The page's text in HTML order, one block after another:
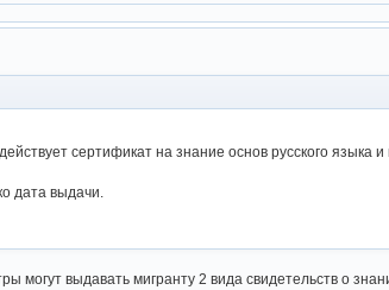
сертификат на знание основ русского
дата выдачи.
могут выдавать мигранту 2 вида свидетельств о